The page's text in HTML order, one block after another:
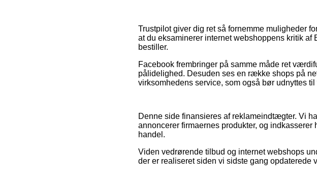
Trustpilot giver dig ret så fornemme muligheder
at du eksaminerer internet webshoppens kritik
bestiller.
Facebook frembringer på samme måde ret
pålidelighed. Desuden ses en række shops på
virksomhedens service, som også bør udnyttes
Denne side finansieres af reklameindtægter. Vi
annoncerer firmaernes produkter, og
handel.
Viden vedrørende tilbud og internet webshops
der er realiseret siden vi sidste gang opdaterede